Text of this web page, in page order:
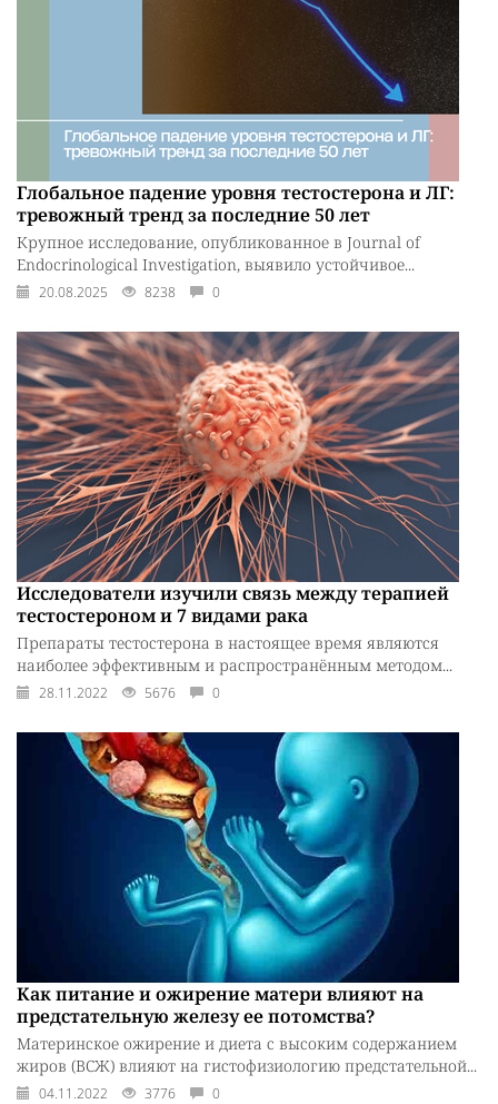
Глобальное падение уровня тестостерона и ЛГ:
тревожный тренд за последние 50 лет
Крупное исследование, опубликованное в Journal of
Endocrinological Investigation, выявило устойчивое...
20.08.2025 8238 0
Исследователи изучили связь между терапией
тестостероном и 7 видами рака
Препараты тестостерона в настоящее время являются
наиболее эффективным и распространённым методом...
28.11.2022 5676 0
Как питание и ожирение матери влияют на
предстательную железу ее потомства?
Материнское ожирение и диета с высоким содержанием
жиров (ВСЖ) влияют на гистофизиологию предстательной...
04.11.2022 3776 0